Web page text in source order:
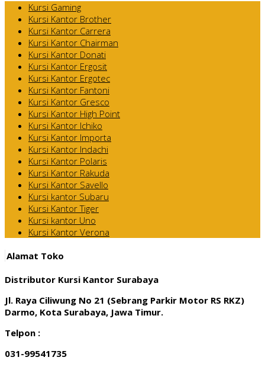
Kursi Gaming
Kursi Kantor Brother
Kursi Kantor Carrera
Kursi Kantor Chairman
Kursi Kantor Donati
Kursi Kantor Ergosit
Kursi Kantor Ergotec
Kursi Kantor Fantoni
Kursi Kantor Gresco
Kursi Kantor High Point
Kursi Kantor Ichiko
Kursi Kantor Importa
Kursi Kantor Indachi
Kursi Kantor Polaris
Kursi Kantor Rakuda
Kursi Kantor Savello
Kursi kantor Subaru
Kursi Kantor Tiger
Kursi kantor Uno
Kursi Kantor Verona
Alamat Toko
Distributor Kursi Kantor Surabaya
Jl. Raya Ciliwung No 21 (Sebrang Parkir Motor RS RKZ)
Darmo, Kota Surabaya, Jawa Timur.
Telpon :
031-99541735